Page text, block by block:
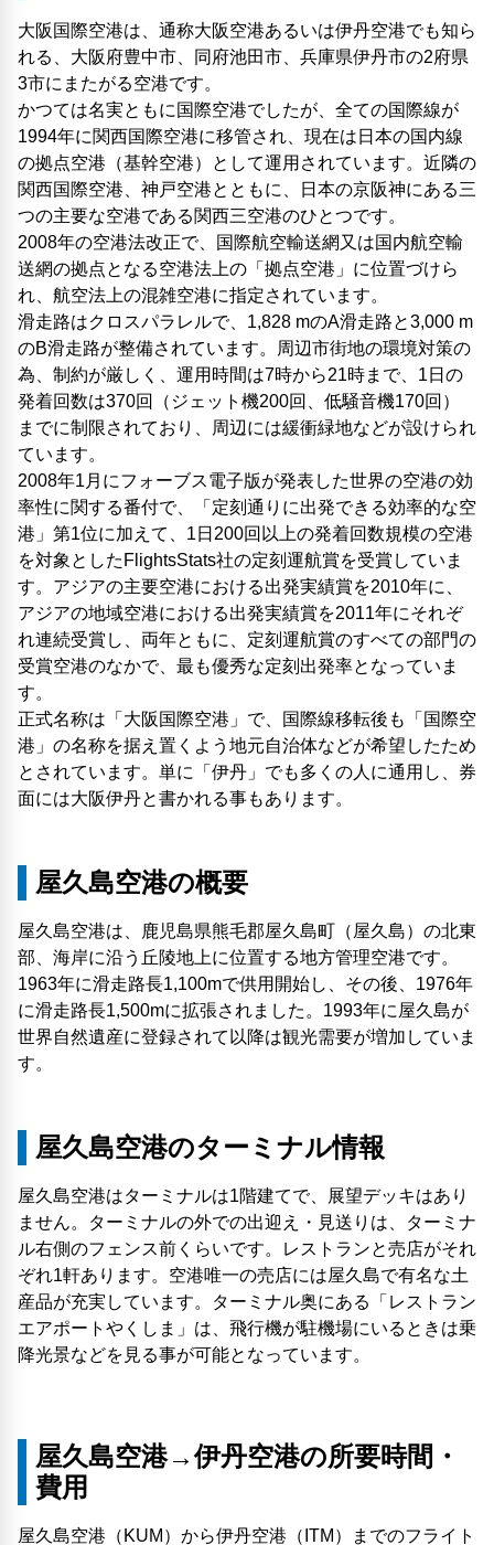
大阪国際空港は、通称大阪空港あるいは伊丹空港でも知ら
れる、大阪府豊中市、同府池田市、兵庫県伊丹市の2府県
3市にまたがる空港です。
かつては名実ともに国際空港でしたが、全ての国際線が
1994年に関西国際空港に移管され、現在は日本の国内線
の拠点空港（基幹空港）として運用されています。近隣の
関西国際空港、神戸空港とともに、日本の京阪神にある三
つの主要な空港である関西三空港のひとつです。
2008年の空港法改正で、国際航空輸送網又は国内航空輸
送網の拠点となる空港法上の「拠点空港」に位置づけら
れ、航空法上の混雑空港に指定されています。
滑走路はクロスパラレルで、1,828 mのA滑走路と3,000 m
のB滑走路が整備されています。周辺市街地の環境対策の
為、制約が厳しく、運用時間は7時から21時まで、1日の
発着回数は370回（ジェット機200回、低騒音機170回）
までに制限されており、周辺には緩衝緑地などが設けられ
ています。
2008年1月にフォーブス電子版が発表した世界の空港の効
率性に関する番付で、「定刻通りに出発できる効率的な空
港」第1位に加えて、1日200回以上の発着回数規模の空港
を対象としたFlightsStats社の定刻運航賞を受賞していま
す。アジアの主要空港における出発実績賞を2010年に、
アジアの地域空港における出発実績賞を2011年にそれぞ
れ連続受賞し、両年ともに、定刻運航賞のすべての部門の
受賞空港のなかで、最も優秀な定刻出発率となっていま
す。
正式名称は「大阪国際空港」で、国際線移転後も「国際空
港」の名称を据え置くよう地元自治体などが希望したため
とされています。単に「伊丹」でも多くの人に通用し、券
面には大阪伊丹と書かれる事もあります。
屋久島空港の概要
屋久島空港は、鹿児島県熊毛郡屋久島町（屋久島）の北東
部、海岸に沿う丘陵地上に位置する地方管理空港です。
1963年に滑走路長1,100mで供用開始し、その後、1976年
に滑走路長1,500mに拡張されました。1993年に屋久島が
世界自然遺産に登録されて以降は観光需要が増加していま
す。
屋久島空港のターミナル情報
屋久島空港はターミナルは1階建てで、展望デッキはあり
ません。ターミナルの外での出迎え・見送りは、ターミナ
ル右側のフェンス前くらいです。レストランと売店がそれ
ぞれ1軒あります。空港唯一の売店には屋久島で有名な土
産品が充実しています。ターミナル奥にある「レストラン
エアポートやくしま」は、飛行機が駐機場にいるときは乗
降光景などを見る事が可能となっています。
屋久島空港→伊丹空港の所要時間・
費用
屋久島空港（KUM）から伊丹空港（ITM）までのフライト